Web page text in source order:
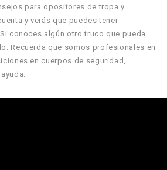
para opositores de tropa y
y verás que puedes tener
conoces algún otro truco que pueda
Recuerda que somos profesionales en
en cuerpos de seguridad,